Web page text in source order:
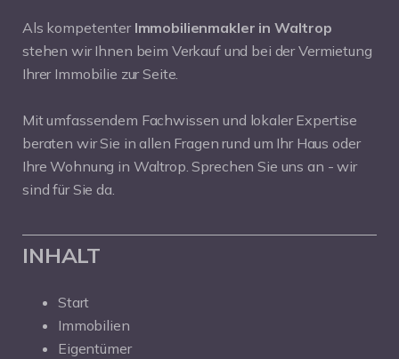
Als kompetenter Immobilienmakler in Waltrop
stehen wir Ihnen beim Verkauf und bei der Vermietung
Ihrer Immobilie zur Seite.
Mit umfassendem Fachwissen und lokaler Expertise
beraten wir Sie in allen Fragen rund um Ihr Haus oder
Ihre Wohnung in Waltrop. Sprechen Sie uns an - wir
sind für Sie da.
INHALT
Start
Immobilien
Eigentümer